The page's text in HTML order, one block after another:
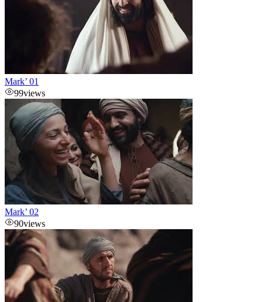
Mark’ 01
99views
Mark’ 02
90views